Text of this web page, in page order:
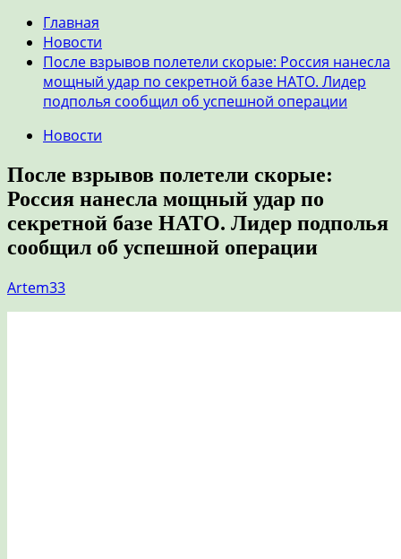
Главная
Новости
После взрывов полетели скорые: Россия нанесла
мощный удар по секретной базе НАТО. Лидер
подполья сообщил об успешной операции
Новости
После взрывов полетели скорые:
Россия нанесла мощный удар по
секретной базе НАТО. Лидер подполья
сообщил об успешной операции
Artem33